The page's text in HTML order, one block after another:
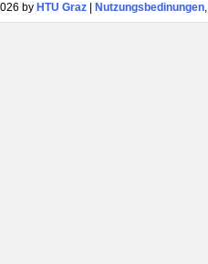
by HTU Graz| Nutzungsbedinungen,